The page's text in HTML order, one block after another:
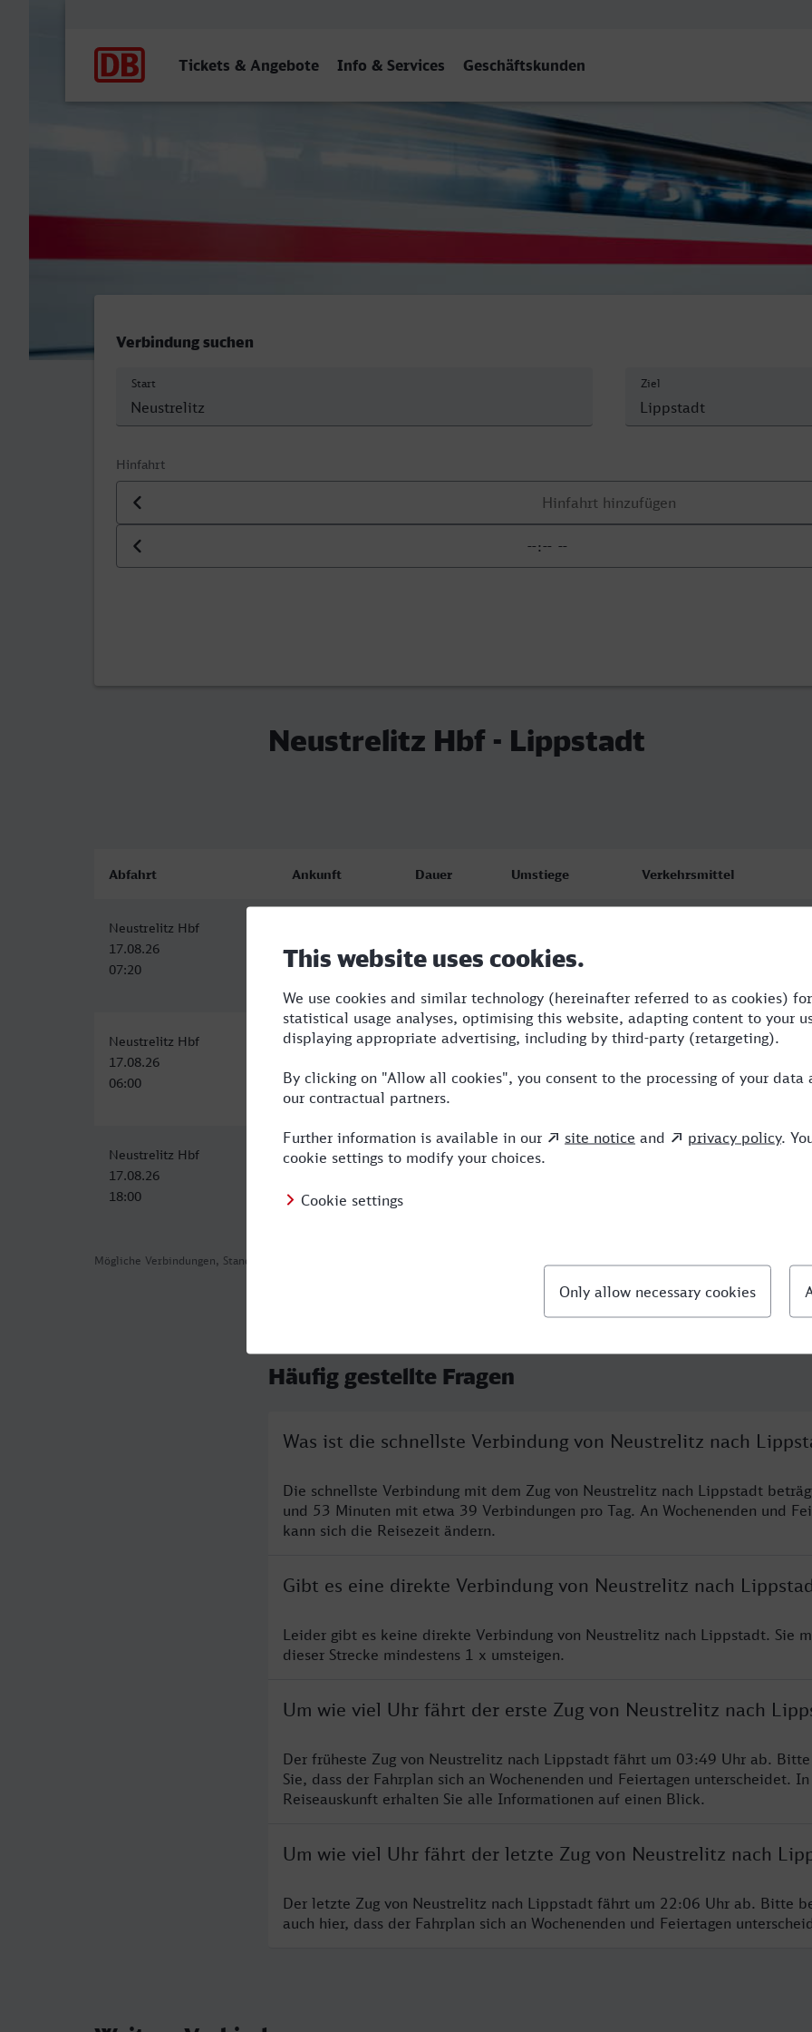
Tickets & Angebote Info & Services Geschäftskunden
Verbindung suchen
Start Ziel
Hinfahrt
Datum der Hinfahrt
Uhrzeit der Hinfahrt
Neustrelitz Hbf - Lippstadt
Mögliche Verbindungen, Stand: 2026-08-03 16:41
Abfahrt Ankunft Dauer Umstiege Verkehrsmittel
Neustrelitz Hbf
17.08.26
07:20
17.08.26
13:13
Neustrelitz Hbf
17.08.26
06:00
Lippstadt
12:14
6:14 2 RE,ERB,ICE
Neustrelitz Hbf
17.08.26
18:00
Lippstadt
00:37
6:37 2
Häufig gestellte Fragen
Was ist die schnellste Verbindung von Neustrelitz nach
Die schnellste Verbindung mit dem Zug von Neustrelitz nach Lippstadt
und 53 Minuten mit etwa 39 Verbindungen pro Tag. An Wochenenden und
kann sich die Reisezeit ändern.
Gibt es eine direkte Verbindung von Neustrelitz nach
Leider gibt es keine direkte Verbindung von Neustrelitz nach Lippstadt. Sie
dieser Strecke mindestens 1 x umsteigen.
Um wie viel Uhr fährt der erste Zug von Neustrelitz nach
Der früheste Zug von Neustrelitz nach Lippstadt fährt um 03:49 Uhr ab.
Sie, dass der Fahrplan sich an Wochenenden und Feiertagen unterscheidet.
Reiseauskunft erhalten Sie alle Informationen auf einen Blick.
Um wie viel Uhr fährt der letzte Zug von Neustrelitz nach
Der letzte Zug von Neustrelitz nach Lippstadt fährt um 22:06 Uhr ab. Bitte
auch hier, dass der Fahrplan sich an Wochenenden und Feiertagen